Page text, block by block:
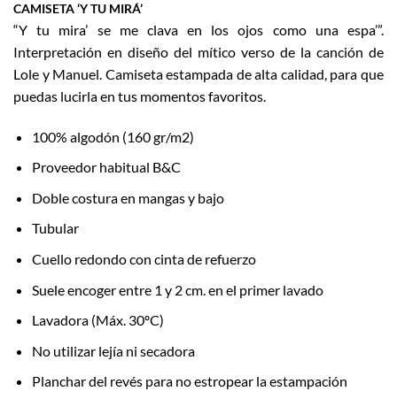
CAMISETA ‘Y TU MIRÁ’
“Y tu mira’ se me clava en los ojos como una espa’”.
Interpretación en diseño del mítico verso de la canción de
Lole y Manuel. Camiseta estampada de alta calidad, para que
puedas lucirla en tus momentos favoritos.
100% algodón (160 gr/m2)
Proveedor habitual B&C
Doble costura en mangas y bajo
Tubular
Cuello redondo con cinta de refuerzo
Suele encoger entre 1 y 2 cm. en el primer lavado
Lavadora (Máx. 30ºC)
No utilizar lejía ni secadora
Planchar del revés para no estropear la estampación